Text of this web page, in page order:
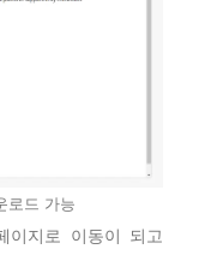
로드 가능
이지로 이동이 되고